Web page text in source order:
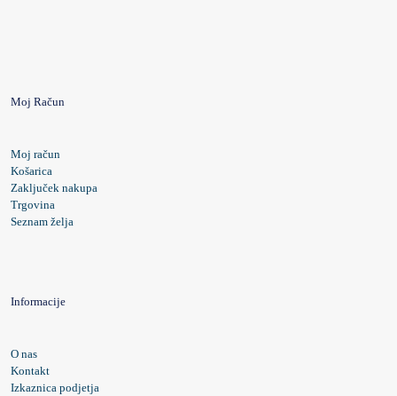
Moj Račun
Moj račun
Košarica
Zaključek nakupa
Trgovina
Seznam želja
Informacije
O nas
Kontakt
Izkaznica podjetja